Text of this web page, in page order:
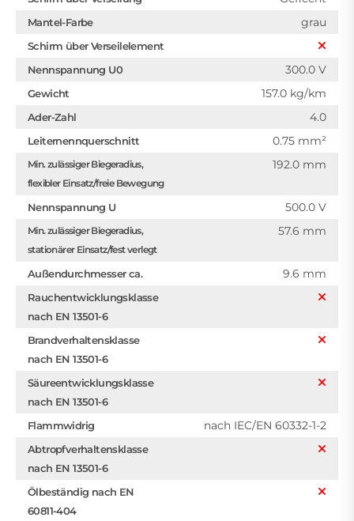
Mantel-Farbe grau
Schirm über Verseilelement
Nennspannung U0
300.0 V
Gewicht 157.0 kg/km
Ader-Zahl 4.0
Leiternennquerschnitt 0.75 mm²
Min. zulässiger Biegeradius,
flexibler Einsatz/freie Bewegung
192.0 mm
Nennspannung U 500.0 V
Min. zulässiger Biegeradius,
stationärer Einsatz/fest verlegt
57.6 mm
Außendurchmesser ca. 9.6 mm
Rauchentwicklungsklasse
nach EN 13501-6
Brandverhaltensklasse
nach EN 13501-6
Säureentwicklungsklasse
nach EN 13501-6
Flammwidrig
nach IEC/EN 60332-1-2
Abtropfverhaltensklasse
nach EN 13501-6
Ölbeständig nach EN
60811-404